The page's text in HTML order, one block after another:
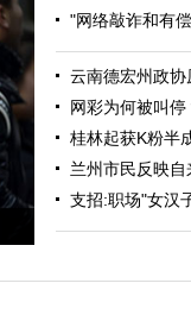
"网络敲诈和有
云南德宏州政
网彩为何被叫
桂林起获K粉半
兰州市民反映
支招:职场"女汉